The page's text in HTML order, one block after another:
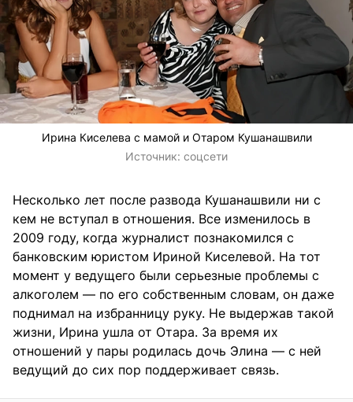
Ирина Киселева с мамой и Отаром Кушанашвили
Источник: соцсети
Несколько лет после развода Кушанашвили ни с
кем не вступал в отношения. Все изменилось в
2009 году, когда журналист познакомился с
банковским юристом Ириной Киселевой. На тот
момент у ведущего были серьезные проблемы с
алкоголем — по его собственным словам, он даже
поднимал на избранницу руку. Не выдержав такой
жизни, Ирина ушла от Отара. За время их
отношений у пары родилась дочь Элина — с ней
ведущий до сих пор поддерживает связь.